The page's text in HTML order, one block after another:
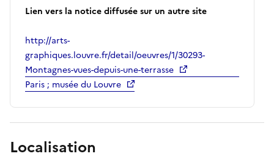
Lien vers la notice diffusée sur un autre site
http://arts-
graphiques.louvre.fr/detail/oeuvres/1/30293-
Montagnes-vues-depuis-une-terrasse
Paris ; musée du Louvre
Localisation